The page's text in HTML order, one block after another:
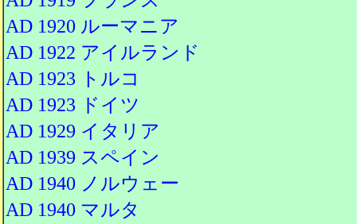
AD 1920 ルーマニア
AD 1922 アイルランド
AD 1923 トルコ
AD 1923 ドイツ
AD 1929 イタリア
AD 1939 スペイン
AD 1940 ノルウェー
AD 1940 マルタ